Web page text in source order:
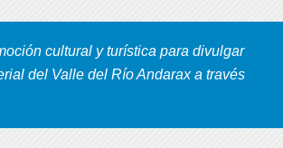
cultural y turística para divulgar
del Valle del Río Andarax a través